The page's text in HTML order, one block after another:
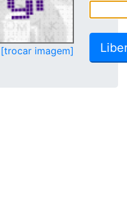
[trocar imagem]